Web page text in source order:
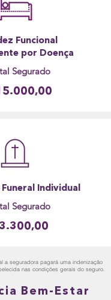
Funcional
por Doença
Segurado
Funeral Individual
Segurado
3.300,00
a seguradora pagará uma indenização
nas condições gerais do seguro.
Bem-Estar